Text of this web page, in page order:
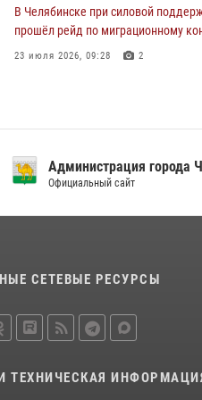
В Челябинске при силовой
прошёл рейд по миграционному
23 июля 2026, 09:28 2
скорой помощи
14 июля 2026, 12:16
В Челябинске росгвардейцы
По горячим следам задержали
челябинские росгвардейцы
На Южном Урале продолжается
Администрация города
Официальный сайт
СЕТЕВЫЕ РЕСУРСЫ
ТЕХНИЧЕСКАЯ